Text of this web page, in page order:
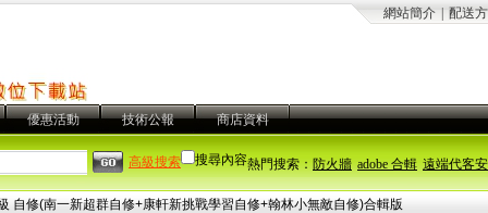
網站簡介 配送
優惠活動 技術公報 商店資料
熱門搜索：防火牆 adobe 合輯 遠端代客
搜尋內容
高級搜索
自修(南一新超群自修+康軒新挑戰學習自修+翰林小無敵自修)合輯版